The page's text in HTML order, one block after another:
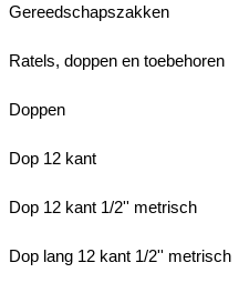
Gereedschapszakken
Ratels, doppen en toebehoren
Doppen
Dop 12 kant
Dop 12 kant 1/2'' metrisch
Dop lang 12 kant 1/2'' metrisch